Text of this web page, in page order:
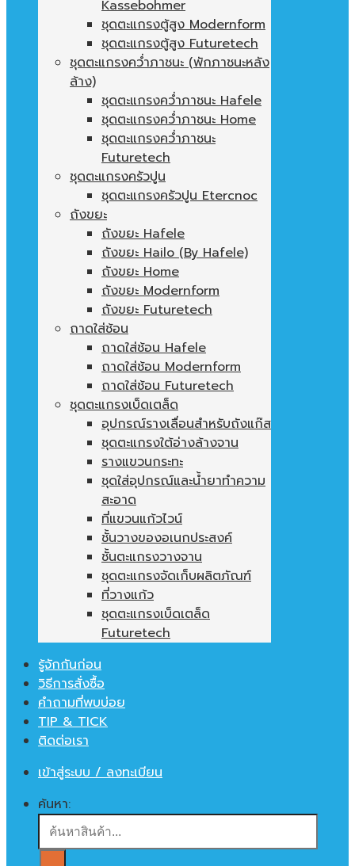
Kassebohmer
ชุดตะแกรงตู้สูง Modernform
ชุดตะแกรงตู้สูง Futuretech
ชุดตะแกรงคว่ำภาชนะ (พักภาชนะหลัง
ล้าง)
ชุดตะแกรงคว่ำภาชนะ Hafele
ชุดตะแกรงคว่ำภาชนะ Home
ชุดตะแกรงคว่ำภาชนะ
Futuretech
ชุดตะแกรงครัวปูน
ชุดตะแกรงครัวปูน Etercnoc
ถังขยะ
ถังขยะ Hafele
ถังขยะ Hailo (By Hafele)
ถังขยะ Home
ถังขยะ Modernform
ถังขยะ Futuretech
ถาดใส่ช้อน
ถาดใส่ช้อน Hafele
ถาดใส่ช้อน Modernform
ถาดใส่ช้อน Futuretech
ชุดตะแกรงเบ็ดเตล็ด
อุปกรณ์รางเลื่อนสำหรับถังแก๊ส
ชุดตะแกรงใต้อ่างล้างจาน
รางแขวนกระทะ
ชุดใส่อุปกรณ์และน้ำยาทำความ
สะอาด
ที่แขวนแก้วไวน์
ชั้นวางของอเนกประสงค์
ชั้นตะแกรงวางจาน
ชุดตะแกรงจัดเก็บผลิตภัณฑ์
ที่วางแก้ว
ชุดตะแกรงเบ็ดเตล็ด
Futuretech
รู้จักกันก่อน
วิธีการสั่งซื้อ
คำถามที่พบบ่อย
TIP & TICK
ติดต่อเรา
เข้าสู่ระบบ / ลงทะเบียน
ค้นหา: